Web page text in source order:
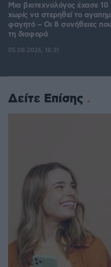
Μια βιοτεχνολόγος έχασε 10
χωρίς να στερηθεί το
φαγητό – Οι 8 συνήθειες
τη διαφορά
05.08.2026, 18:31
Δείτε Επίσης